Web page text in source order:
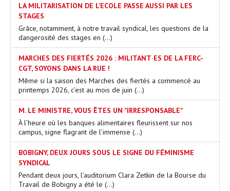
LA MILITARISATION DE L’ECOLE PASSE AUSSI PAR LES
STAGES
Grâce, notamment, à notre travail syndical, les questions de la
dangerosité des stages en (…)
MARCHES DES FIERTÉS 2026 : MILITANT·ES DE LA FERC-
CGT, SOYONS DANS LA RUE !
Même si la saison des Marches des fiertés a commencé au
printemps 2026, c’est au mois de juin (…)
M. LE MINISTRE, VOUS ÊTES UN "IRRESPONSABLE"
À l’heure où les banques alimentaires fleurissent sur nos
campus, signe flagrant de l’immense (…)
BOBIGNY, DEUX JOURS SOUS LE SIGNE DU FÉMINISME
SYNDICAL
Pendant deux jours, l’auditorium Clara Zetkin de la Bourse du
Travail de Bobigny a été le (…)